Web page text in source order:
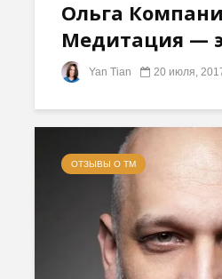
Ольга
Медитация —
Yan Tian 20 июля,
ОТЗЫВЫ О ТМ